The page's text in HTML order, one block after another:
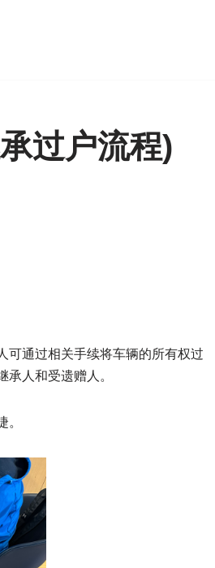
过户流程)
可通过相关手续将车辆的所有权过
人和受遗赠人。